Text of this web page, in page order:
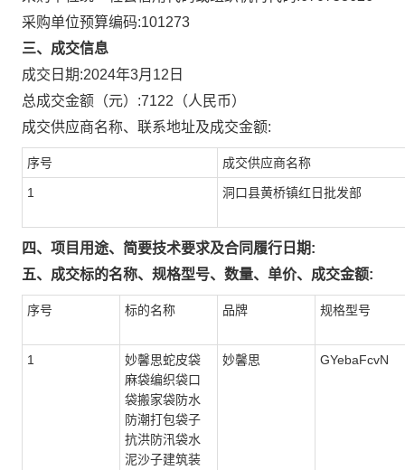
采购单位预算编码:101273
三、成交信息
成交日期:2024年3月12日
总成交金额（元）:7122 （人民币）
成交供应商名称、联系地址及成交金额:
序号 成交供应商名称
1 洞口县黄桥镇红日批发部
四、项目用途、简要技术要求及合同履行日期:
五、成交标的名称、规格型号、数量、单价、成交金额:
序号 标的名称 品牌 规格型号
1
妙馨思蛇皮袋
麻袋编织袋口
袋搬家袋防水
防潮打包袋子
抗洪防汛袋水
泥沙子建筑装
妙馨思 GYebaFcvN